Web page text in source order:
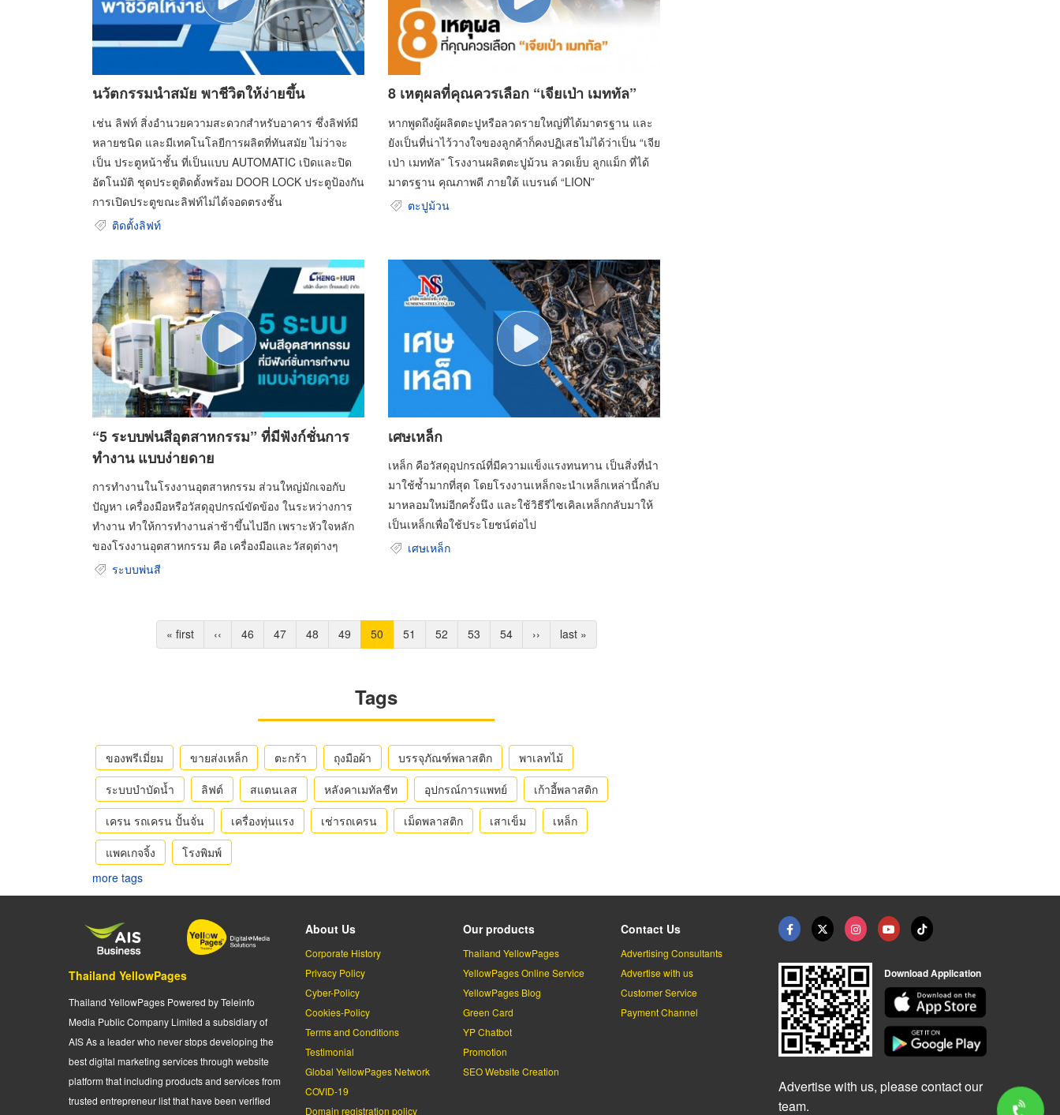
นวัตกรรมนำสมัย พาชีวิตให้ง่ายขึ้น
เช่น ลิฟท์ สิ่งอำนวยความสะดวกสำหรับอาคาร ซึ่งลิฟท์มี
หลายชนิด และมีเทคโนโลยีการผลิตที่ทันสมัย ไม่ว่าจะ
เป็น ประตูหน้าชั้น ที่เป็นแบบ AUTOMATIC เปิดและปิด
อัตโนมัติ ชุดประตูติดตั้งพร้อม DOOR LOCK ประตูป้องกัน
การเปิดประตูขณะลิฟท์ไม่ได้จอดตรงชั้น
ติดตั้งลิฟท์
8 เหตุผลที่คุณควรเลือก “เจียเป่า เมททัล”
หากพูดถึงผู้ผลิตตะปูหรือลวดรายใหญ่ที่ได้มาตรฐาน และ
ยังเป็นที่น่าไว้วางใจของลูกค้าก็คงปฏิเสธไม่ได้ว่าเป็น “เจีย
เป่า เมททัล” โรงงานผลิตตะปูม้วน ลวดเย็บ ลูกแม็ก ที่ได้
มาตรฐาน คุณภาพดี ภายใต้ แบรนด์ “LION”
ตะปูม้วน
“5 ระบบพ่นสีอุตสาหกรรม” ที่มีฟังก์ชั่นการ
ทำงาน แบบง่ายดาย
การทำงานในโรงงานอุตสาหกรรม ส่วนใหญ่มักเจอกับ
ปัญหา เครื่องมือหรือวัสดุอุปกรณ์ขัดข้อง ในระหว่างการ
ทำงาน ทำให้การทำงานล่าช้าขึ้นไปอีก เพราะหัวใจหลัก
ของโรงงานอุตสาหกรรม คือ เครื่องมือและวัสดุต่างๆ
ระบบพ่นสี
เศษเหล็ก
เหล็ก คือวัสดุอุปกรณ์ที่มีความแข็งแรงทนทาน เป็นสิ่งที่นำ
มาใช้ซ้ำมากที่สุด โดยโรงงานเหล็กจะนำเหล็กเหล่านี้กลับ
มาหลอมใหม่อีกครั้งนึง และใช้วิธีรีไซเคิลเหล็กกลับมาให้
เป็นเหล็กเพื่อใช้ประโยชน์ต่อไป
เศษเหล็ก
Pagination First
page
« first
Previous
page
‹‹ Page
46 Page
47 Page
48 Page
49
Current
page
50 Page
51 Page
52 Page
53 Page
54
Next
page
››
Last
page
last »
Tags
ของพรีเมี่ยม ขายส่งเหล็ก ตะกร้า ถุงมือผ้า บรรจุภัณฑ์พลาสติก
พาเลทไม้
ระบบบำบัดน้ำ
ลิฟต์ สแตนเลส หลังคาเมทัลชีท อุปกรณ์การแพทย์
เก้าอี้พลาสติก
เครน รถเครน ปั้นจั่น
เครื่องทุ่นแรง เช่ารถเครน เม็ดพลาสติก เสาเข็ม
เหล็ก
แพคเกจจิ้ง
โรงพิมพ์
more tags
Thailand YellowPages
Thailand YellowPages Powered by Teleinfo
Media Public Company Limited a subsidiary of
AIS As a leader who never stops developing the
best digital marketing services through website
platform that including products and services from
trusted entrepreneur list that have been verified
About Us
Corporate History
Privacy Policy
Cyber-Policy
Cookies-Policy
Terms and Conditions
Testimonial
Global YellowPages Network
COVID-19
Domain registration policy
Our products
Thailand YellowPages
YellowPages Online Service
YellowPages Blog
Green Card
YP Chatbot
Promotion
SEO Website Creation
Contact Us
Advertising Consultants
Advertise with us
Customer Service
Payment Channel
Download Application
Advertise with us, please contact our
team.